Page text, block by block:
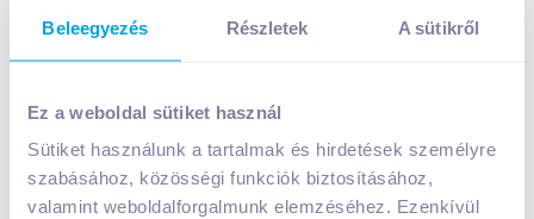
Beleegyezés Részletek A sütikről
Ez a weboldal sütiket használ
Sütiket használunk a tartalmak és hirdetések személyre
szabásához, közösségi funkciók biztosításához,
valamint weboldalforgalmunk elemzéséhez. Ezenkívül
Csányi Teleki Villányi Cabernet Franc 2021 0,75 l
1 899Ft /
Egységár: 2 532Ft /liter
Nettó eladási ár: 1 495Ft /db(27% áfa)